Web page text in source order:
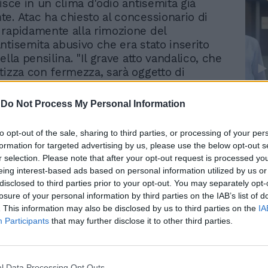
Do Not Process My Personal Information
opt-out of the sale, sharing to third parties, or processing of your
for targeted advertising by us, please use the below opt-out
selection. Please note that after your opt-out request is processed
interest-based ads based on personal information utilized by us
to third parties prior to your opt-out. You may separately
of your personal information by third parties on the IAB’s list of
This information may also be disclosed by us to third parties on the
Participants that may further disclose it to other third parties.
in un clima d'odio antisemita già
Atac ha chiesto al concessionario di
alla rimozione del
abusivo che era stato inserito
pensilina. "Il grave atto vandalico, che
con fermezza, sarà oggetto di
del concessionario che gestisce
e lo spazio", si legge in una nota
del trasporto pubblico di Roma. Dopo
l'Atac "per il tempestivo intervento", il
Comunità Ebraica di Roma, Victor
chi non si schiera con
gli atti di odio antiebraico.
gli sforzi delle istituzioni, questo
l’ennesima manifestazione di
sempre più diffuso e inaccettabile,
Trump, Meloni e la strategia
americana